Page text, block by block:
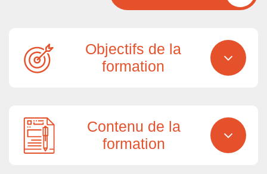
Objectifs de la
formation
Contenu de la
formation